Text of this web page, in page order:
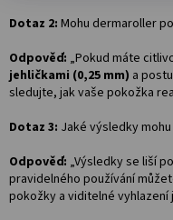
Dotaz 2: Mohu dermaroller
Odpověď: „Pokud máte
jehličkami (0,25 mm) a
sledujte, jak vaše pokožka
Dotaz 3: Jaké výsledky
Odpověď: „Výsledky se liší
pravidelného používání
pokožky a viditelné vyhlazení